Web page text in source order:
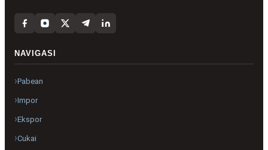
NAVIGASI
Pabean
Impor
Ekspor
Cukai